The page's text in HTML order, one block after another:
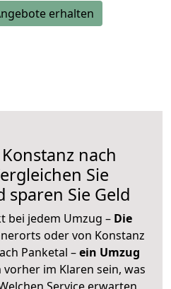
erhalten
nach
Sie
sparen Sie Geld
bei jedem Umzug – Die
oder von Konstanz
Panketal –ein Umzug
vorher im Klaren sein, was